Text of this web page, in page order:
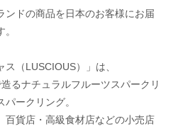
ンドの商品を日本のお客様にお届
（LUSCIOUS）」は、
るナチュラルフルーツスパークリ
ークリング。
百貨店・高級食材店などの小売店